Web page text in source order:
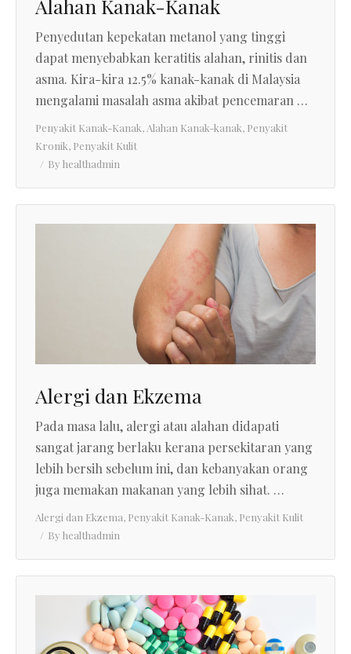
Alahan Kanak-Kanak
Penyedutan kepekatan metanol yang tinggi
dapat menyebabkan keratitis alahan, rinitis dan
asma. Kira-kira 12.5% kanak-kanak di Malaysia
mengalami masalah asma akibat pencemaran …
Penyakit Kanak-Kanak, Alahan Kanak-kanak, Penyakit
Kronik, Penyakit Kulit
By healthadmin
Alergi dan Ekzema
Pada masa lalu, alergi atau alahan didapati
sangat jarang berlaku kerana persekitaran yang
lebih bersih sebelum ini, dan kebanyakan orang
juga memakan makanan yang lebih sihat. …
Alergi dan Ekzema, Penyakit Kanak-Kanak, Penyakit Kulit
By healthadmin